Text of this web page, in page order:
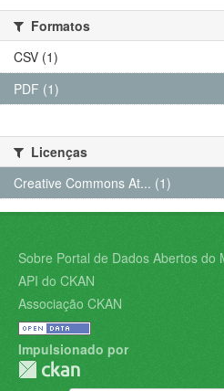
Formatos
CSV (1)
PDF (1)
Licenças
Creative Commons At... (1)
Sobre Portal de Dados Abertos do
API do CKAN
Associação CKAN
Impulsionado por